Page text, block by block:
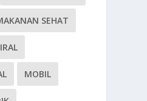
SEHAT
MOBIL